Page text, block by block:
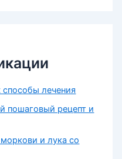
лечения
пошаговый рецепт и
и лука со